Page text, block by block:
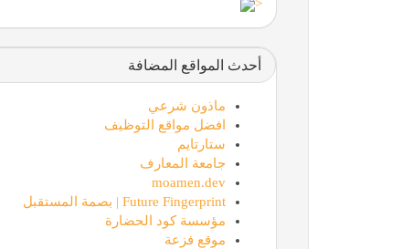
<
أحدث المواقع المضافة
ماذون شرعي
افضل مواقع التوظيف
ستارتايم
جامعة المعارف
moamen.dev
Future Fingerprint | بصمة المستقبل
مؤسسة كود الحضارة
موقع فزعة